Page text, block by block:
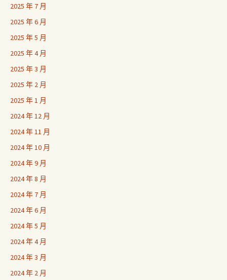
2025 年 7 月
2025 年 6 月
2025 年 5 月
2025 年 4 月
2025 年 3 月
2025 年 2 月
2025 年 1 月
2024 年 12 月
2024 年 11 月
2024 年 10 月
2024 年 9 月
2024 年 8 月
2024 年 7 月
2024 年 6 月
2024 年 5 月
2024 年 4 月
2024 年 3 月
2024 年 2 月